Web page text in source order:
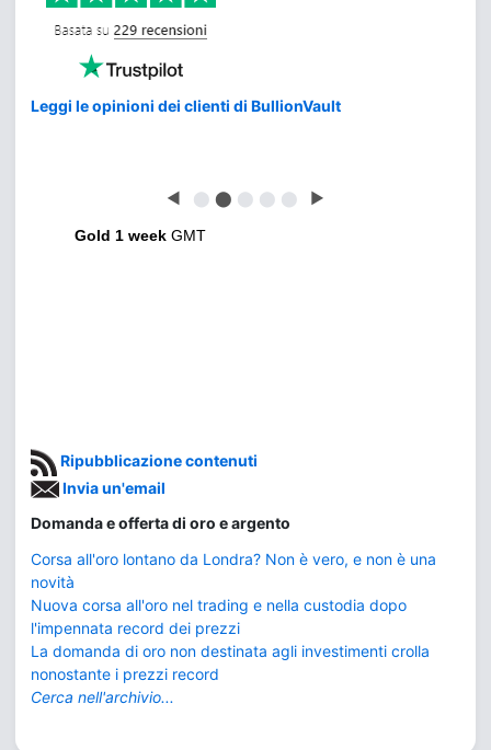
Leggi le opinioni dei clienti di BullionVault
◀ ⬤ ⬤ ⬤ ⬤ ⬤ ▶
Gold 1 week GMT
Ripubblicazione contenuti
Invia un'email
Domanda e offerta di oro e argento
Corsa all'oro lontano da Londra? Non è vero, e non è una
novità
Nuova corsa all'oro nel trading e nella custodia dopo
l'impennata record dei prezzi
La domanda di oro non destinata agli investimenti crolla
nonostante i prezzi record
Cerca nell'archivio...